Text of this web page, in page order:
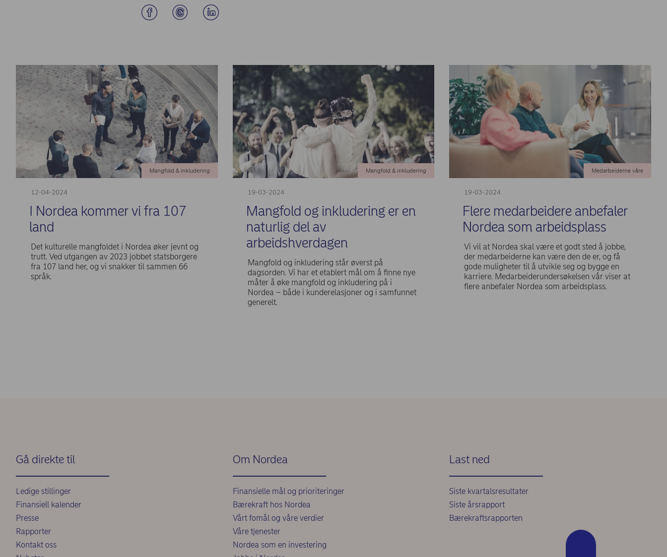
12-04-2024
Mangfold & inkludering
I Nordea kommer vi fra 107
land
Det kulturelle mangfoldet i Nordea øker jevnt og
trutt. Ved utgangen av 2023 jobbet statsborgere
fra 107 land her, og vi snakker til sammen 66
språk.
19-03-2024
Mangfold & inkludering
Mangfold og inkludering er en
naturlig del av
arbeidshverdagen
Mangfold og inkludering står øverst på
dagsorden. Vi har et etablert mål om å finne nye
måter å øke mangfold og inkludering på i
Nordea – både i kunderelasjoner og i samfunnet
generelt.
19-03-2024
Medarbeiderne våre
Flere medarbeidere anbefaler
Nordea som arbeidsplass
Vi vil at Nordea skal være et godt sted å jobbe,
der medarbeiderne kan være den de er, og få
gode muligheter til å utvikle seg og bygge en
karriere. Medarbeiderundersøkelsen vår viser at
flere anbefaler Nordea som arbeidsplass.
Gå direkte til
Ledige stillinger
Finansiell kalender
Presse
Rapporter
Kontakt oss
Om Nordea
Finansielle mål og prioriteringer
Bærekraft hos Nordea
Vårt fomål og våre verdier
Våre tjenester
Nordea som en investering
Last ned
Siste kvartalsresultater
Siste årsrapport
Bærekraftsrapporten